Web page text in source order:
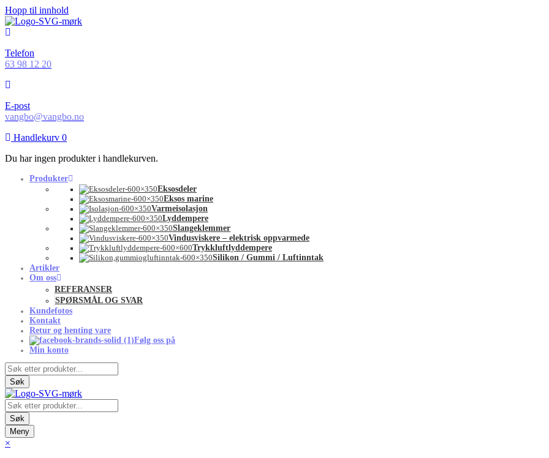
Hopp til innhold
Telefon
63 98 12 20
E-post
vangbo@vangbo.no
Handlekurv 0
Du har ingen produkter i handlekurven.
Produkter
Eksosdeler
Eksos marine
Varmeisolasjon
Lyddempere
Slangeklemmer
Vindusviskere – elektrisk oppvarmede
Trykkluftlyddempere
Silikon / Gummi / Luftinntak
Artikler
Om oss
REFERANSER
SPØRSMÅL OG SVAR
Kundefotos
Kontakt
Retur og henting vare
Følg oss på
Min konto
Products
search
Søk
Products
search
Søk
Meny
×